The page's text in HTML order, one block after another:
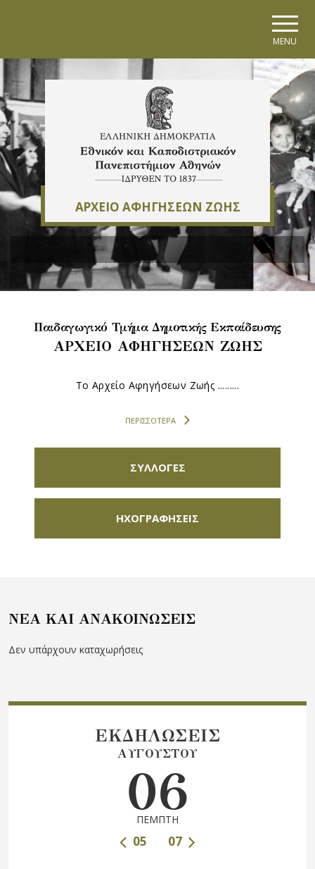
MENU
ΑΡΧΕΙΟ ΑΦΗΓΗΣΕΩΝ ΖΩΗΣ
Παιδαγωγικό Τμήμα Δημοτικής Εκπαίδευσης
ΑΡΧΕΙΟ ΑΦΗΓΗΣΕΩΝ ΖΩΗΣ
To Αρχείο Αφηγήσεων Ζωής .........
ΠΕΡΙΣΣΟΤΕΡΑ
ΣΥΛΛΟΓΕΣ
ΗΧΟΓΡΑΦΗΣΕΙΣ
NEA KAI ANAKOIΝΩΣΕΙΣ
Δεν υπάρχουν καταχωρήσεις
ΕΚΔΗΛΩΣΕΙΣ
ΑΥΓΟΥΣΤΟΥ
06
ΠΕΜΠΤΗ
07
05